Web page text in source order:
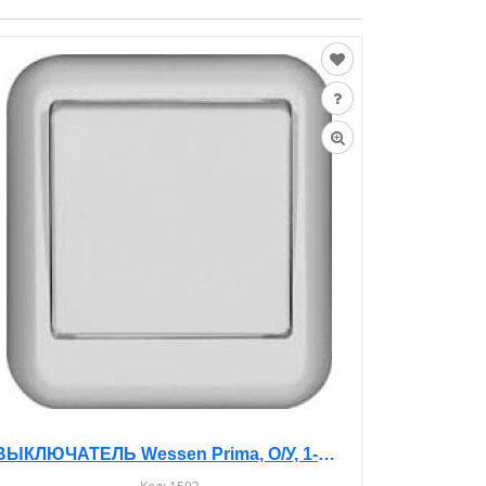
ВЫКЛЮЧАТЕЛЬ Wessen Prima, О/У, 1-КЛ. БЕЛЫЙ/БЕЖЕВЫЙ, A16-051